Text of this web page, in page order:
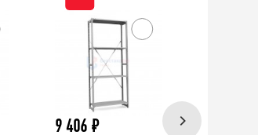
9 406 ₽